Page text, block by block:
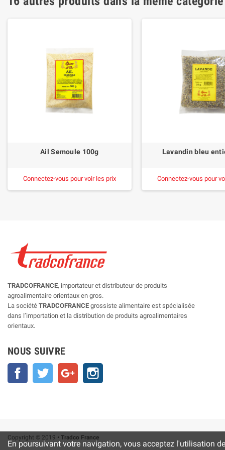
Ail Semoule 100g
Connectez-vous pour voir les prix
Lavandin bleu
Connectez-vous pour
TRADCOFRANCE, importateur et distributeur de produits
agroalimentaire orientaux en gros.
La société TRADCOFRANCE grossiste alimentaire est spécialisée
dans l’importation et la distribution de produits agroalimentaires
orientaux.
NOUS SUIVRE
Facebook Twitter Google+
Copyright © 2019 • Tradco France
En poursuivant votre navigation, vous acceptez l'utilisation